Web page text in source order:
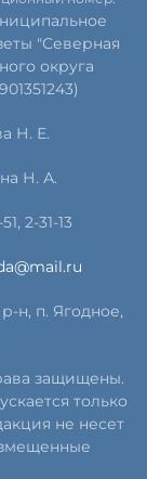
"Северная
округа
Н. Е.
Н. А.
2-31-13
н, п. Ягодное,
защищены.
только
не несет